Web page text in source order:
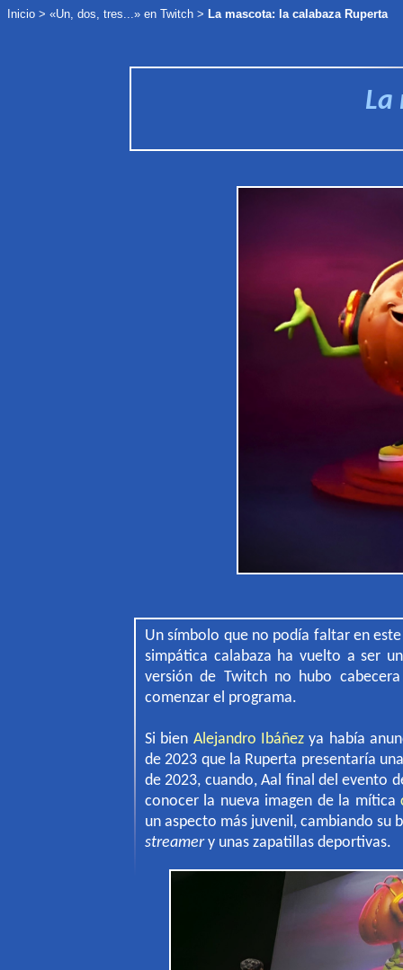
Inicio > «Un, dos, tres...» en Twitch > La mascota: la calabaza Ruperta
La
Un símbolo que no podía faltar en
simpática calabaza ha vuelto a ser
versión de Twitch no hubo
comenzar el programa.
Si bien Alejandro Ibáñez ya había
de 2023 que la Ruperta presentaría
de 2023, cuando, Aal final del evento
conocer la nueva imagen de la mítica
un aspecto más juvenil, cambiando su
streamery unas zapatillas deportivas.